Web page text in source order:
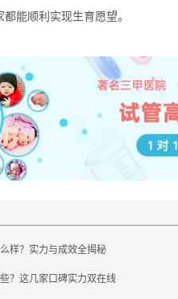
能顺利实现生育愿望。
样？实力与成效全揭秘
？这几家口碑实力双在线